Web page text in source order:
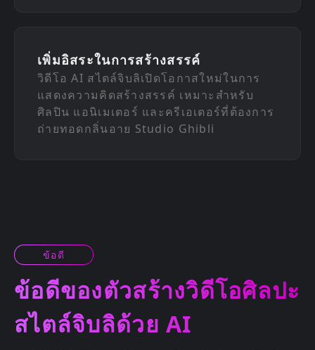
เพิ่มอิสระในการสร้างสรรค์
วิดีโอ AI สไตล์จิบลิเปิดโอกาสใหม่ในการ
แสดงความคิดสร้างสรรค์ เหมาะสำหรับ
ศิลปิน แอนิเมเตอร์ และครีเอเตอร์ที่ต้องการ
ถ่ายทอดกลิ่นอาย Studio Ghibli
ข้อดี
ข้อดีของตัวสร้างวิดีโอศิลปะ
สไตล์จิบลิด้วย AI